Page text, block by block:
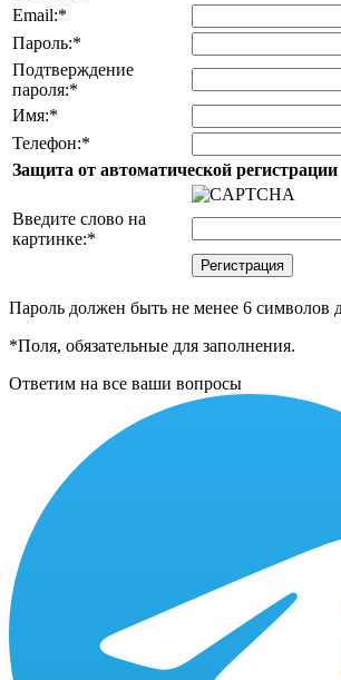
Email:*
Пароль:*
Подтверждение
пароля:*
Имя:*
Телефон:*
Защита от автоматической регистрации
Введите слово на
картинке:*
Пароль должен быть не менее 6 символов
*Поля, обязательные для заполнения.
Ответим на все ваши вопросы